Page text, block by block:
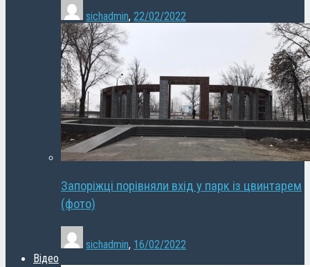
sichadmin, 22/02/2022
Запоріжці порівняли вхід у парк із цвинтарем
(фото)
sichadmin, 16/02/2022
Відео